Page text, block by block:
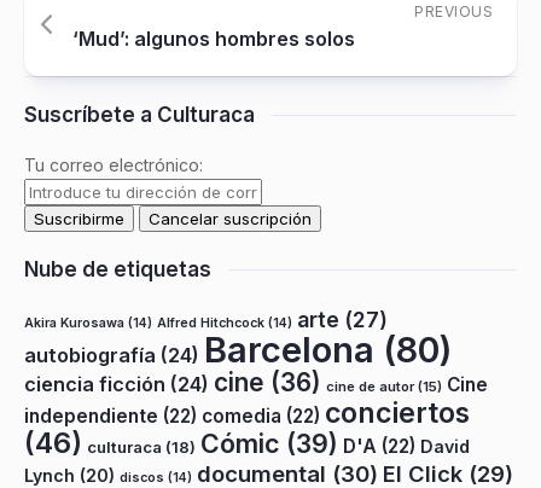
PREVIOUS
‘Mud’: algunos hombres solos
Suscríbete a Culturaca
Tu correo electrónico:
Nube de etiquetas
Akira Kurosawa (14) Alfred Hitchcock (14) arte (27)
autobiografía (24) Barcelona (80)
ciencia ficción (24) cine (36) cine de autor(15) Cine
independiente (22) comedia (22) conciertos
(46) culturaca (18) Cómic (39) D'A (22) David
Lynch (20) discos (14) documental (30) El Click (29)